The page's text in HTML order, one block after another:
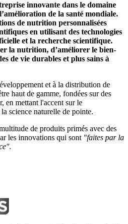
innovante dans le domaine
de la santé mondiale.
de nutrition personnalisées
en utilisant des technologies
et la recherche scientifique.
la nutrition, d’améliorer le bien-
de vie durables et plus sains à
et à la distribution de
haut de gamme, fondées sur des
en mettant l'accent sur le
science naturelle de pointe.
de produits primés avec des
les innovations qui sont "faites par la